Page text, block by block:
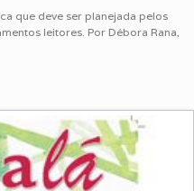
que deve ser planejada pelos
leitores. Por Débora Rana,